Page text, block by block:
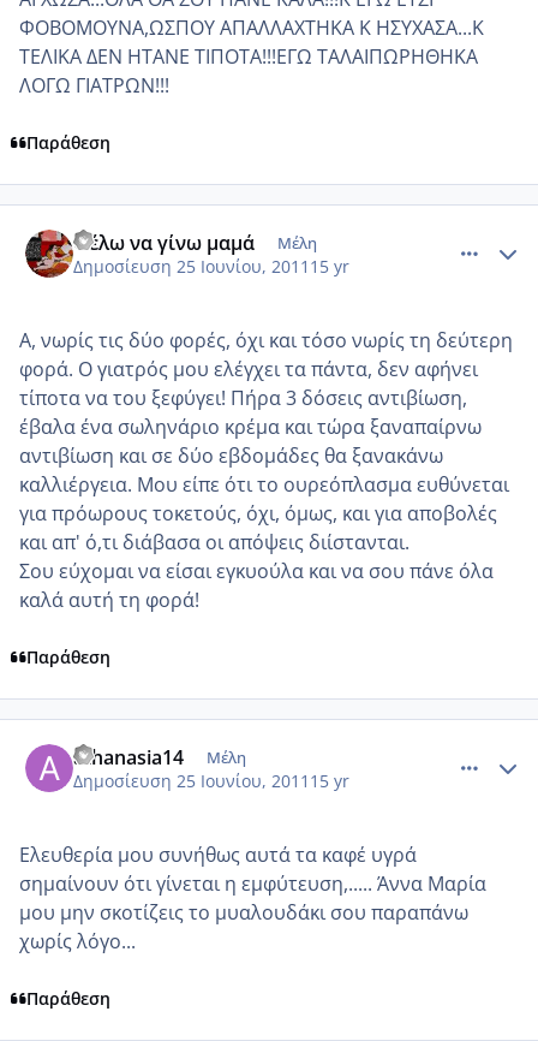
ΦΟΒΟΜΟΥΝΑ,ΩΣΠΟΥ ΑΠΑΛΛΑΧΤΗΚΑ Κ ΗΣΥΧΑΣΑ...Κ
ΤΕΛΙΚΑ ΔΕΝ ΗΤΑΝΕ ΤΙΠΟΤΑ!!!ΕΓΩ ΤΑΛΑΙΠΩΡΗΘΗΚΑ
ΛΟΓΩ ΓΙΑΤΡΩΝ!!!
Παράθεση
Θέλω να γίνω μαμά Μέλη
Δημοσίευση 25 Ιουνίου, 2011 15 yr
Α, νωρίς τις δύο φορές, όχι και τόσο νωρίς τη δεύτερη
φορά. Ο γιατρός μου ελέγχει τα πάντα, δεν αφήνει
τίποτα να του ξεφύγει! Πήρα 3 δόσεις αντιβίωση,
έβαλα ένα σωληνάριο κρέμα και τώρα ξαναπαίρνω
αντιβίωση και σε δύο εβδομάδες θα ξανακάνω
καλλιέργεια. Μου είπε ότι το ουρεόπλασμα ευθύνεται
για πρόωρους τοκετούς, όχι, όμως, και για αποβολές
και απ' ό,τι διάβασα οι απόψεις διίστανται.
Σου εύχομαι να είσαι εγκυούλα και να σου πάνε όλα
καλά αυτή τη φορά!
Παράθεση
athanasia14 Μέλη
Δημοσίευση 25 Ιουνίου, 2011 15 yr
Ελευθερία μου συνήθως αυτά τα καφέ υγρά
σημαίνουν ότι γίνεται η εμφύτευση,..... Άννα Μαρία
μου μην σκοτίζεις το μυαλουδάκι σου παραπάνω
χωρίς λόγο...
Παράθεση